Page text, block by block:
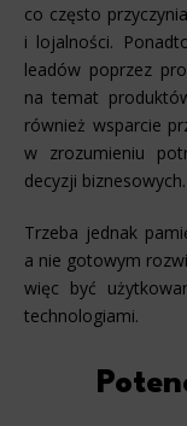
co często
i lojalności.
leadów poprzez
na temat
również wsparcie
w zrozumieniu
decyzji biznesowych.
Trzeba jednak
a nie gotowym
więc być
technologiami.